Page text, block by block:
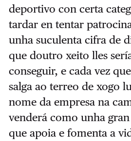
deportivo con certa
tardar en tentar
unha suculenta cifra de
que doutro xeito lles
conseguir, e cada vez
salga ao terreo de xogo
nome da empresa na
venderá como unha
que apoia e fomenta a